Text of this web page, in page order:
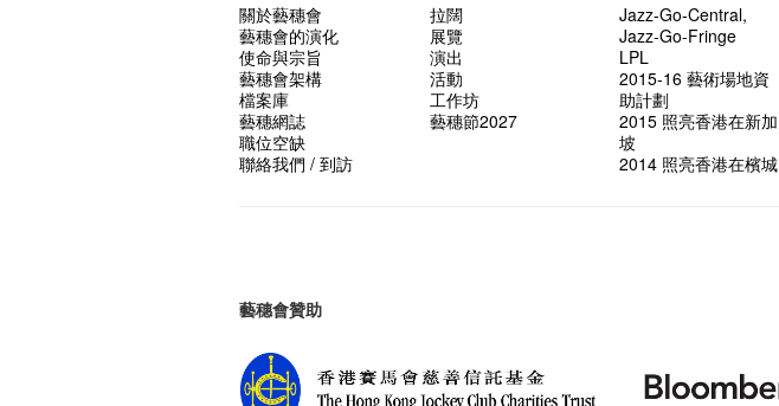
關於藝穗會
藝穗會的演化
使命與宗旨
藝穗會架構
檔案庫
藝穗網誌
職位空缺
聯絡我們 / 到訪
拉闊
展覽
演出
活動
工作坊
藝穗節2027
Jazz-Go-Central,
Jazz-Go-Fringe
LPL
2015-16 藝術場地資
助計劃
2015 照亮香港在新加
坡
2014 照亮香港在檳城
藝穗會贊助